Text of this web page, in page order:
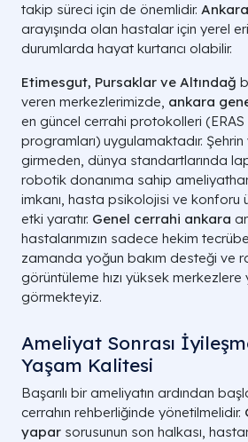
takip süreci için de önemlidir.
arayışında olan hastalar için yerel
durumlarda hayat kurtarıcı olabilir.
Etimesgut, Pursaklar ve Altındağ
veren merkezlerimizde, ankara
en güncel cerrahi protokolleri (ERAS
programları) uygulamaktadır.
girmeden, dünya standartlarında
robotik donanıma sahip
imkanı, hasta psikolojisi ve konforu
etki yaratır. Genel cerrahi ankara
hastalarımızın sadece hekim
zamanda yoğun bakım desteği ve
görüntüleme hızı yüksek merkezlere
görmekteyiz.
Ameliyat Sonrası
Yaşam Kalitesi
Başarılı bir ameliyatın ardından
cerrahın rehberliğinde yönetilmelidir.
yapar sorusunun son halkası,